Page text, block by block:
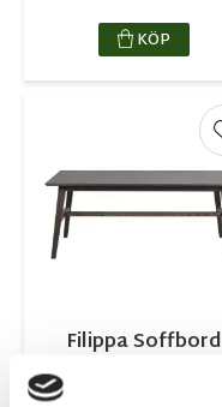
KÖP
Filippa Soffbord